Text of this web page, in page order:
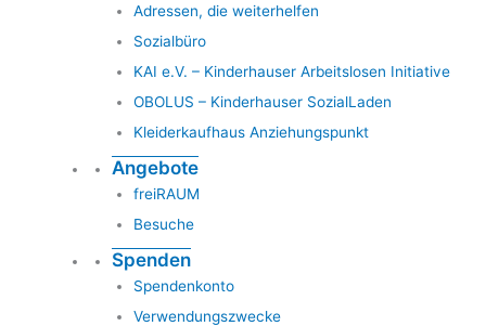
Adressen, die weiterhelfen
Sozialbüro
KAI e.V. – Kinderhauser Arbeitslosen Initiative
OBOLUS – Kinderhauser SozialLaden
Kleiderkaufhaus Anziehungspunkt
Angebote
freiRAUM
Besuche
Spenden
Spendenkonto
Verwendungszwecke